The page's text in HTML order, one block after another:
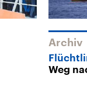
Archiv
Weg